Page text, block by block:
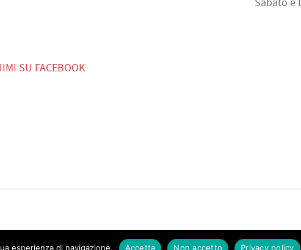
SU FACEBOOK
esperienza di navigazione. Accetta Non accetto Privacy policy